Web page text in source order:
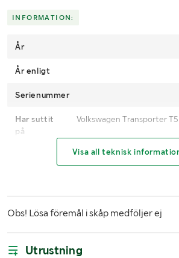
Skicka en finansieringsförfrågan här
INFORMATION:
År
År enligt
Serienummer
Har suttit
på
Volkswagen Transporter
Bredd (mm)
Visa all teknisk
Obs! Lösa föremål i skåp medföljer ej
Utrustning